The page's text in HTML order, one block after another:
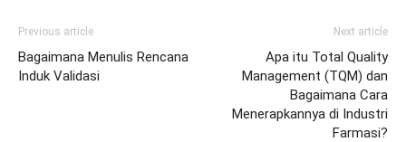
Previous article
Bagaimana Menulis Rencana
Induk Validasi
Next article
Apa itu Total Quality
Management (TQM) dan
Bagaimana Cara
Menerapkannya di Industri
Farmasi?